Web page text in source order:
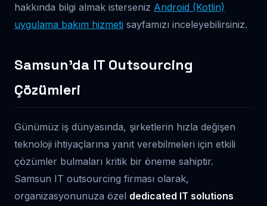
hakkında bilgi almak isterseniz Android (Kotlin)
uygulama bakım hizmeti sayfamızı inceleyebilirsiniz.
Samsun’da IT Outsourcing
Çözümleri
Günümüz iş dünyasında, şirketlerin hızla değişen
teknoloji ihtiyaçlarına yanıt verebilmeleri için etkili
çözümler bulmaları kritik bir öneme sahiptir.
Samsun IT outsourcing firması olarak,
organizasyonunuza özel dedicated IT solutions